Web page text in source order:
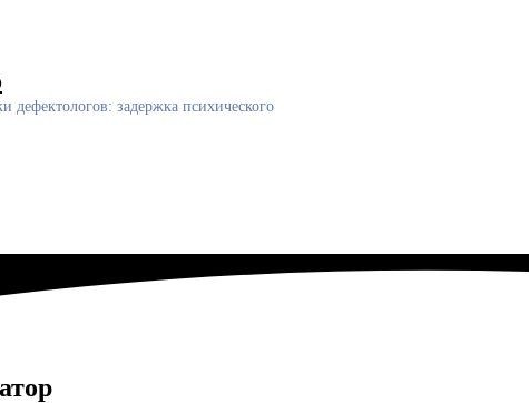
дефектологов: задержка психического